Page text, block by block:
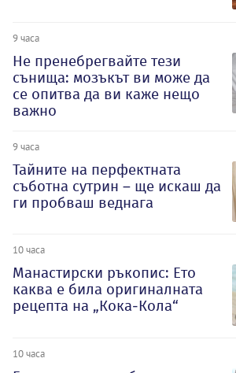
9 часа
Не пренебрегвайте тези
сънища: мозъкът ви може да
се опитва да ви каже нещо
важно
9 часа
Тайните на перфектната
съботна сутрин – ще искаш да
ги пробваш веднага
10 часа
Манастирски ръкопис: Ето
каква е била оригиналната
рецепта на „Кока-Кола“
10 часа